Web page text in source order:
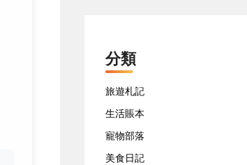
分類
旅遊札記
生活賬本
寵物部落
美食日記